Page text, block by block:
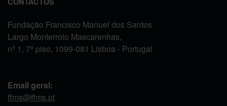
Fundação Francisco Manuel dos Santos
Largo Monterroio Mascarenhas,
nº 1, 7º piso, 1099-081 Lisboa - Portugal
Email geral:
ffms@ffms.pt